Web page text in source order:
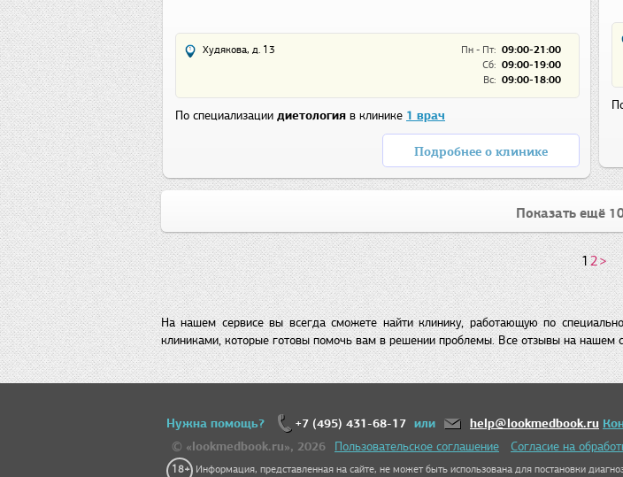
Пн - Пт: 09:00-21:00
Сб: 09:00-19:00
Вс: 09:00-18:00
Худякова, д. 13
По специализации диетология в клинике 1 врач
Подробнее о клинике
Показать ещё
12>
На нашем сервисе вы всегда сможете найти клинику, работающую по
клиниками, которые готовы помочь вам в решении проблемы. Все отзывы на нашем
Нужна помощь? +7 (495) 431-68-17 или help@lookmedbook.ru
© «lookmedbook.ru», 2026
Пользовательское соглашение Согласие на
18+ Информация, представленная на сайте, не может быть использована для постановки